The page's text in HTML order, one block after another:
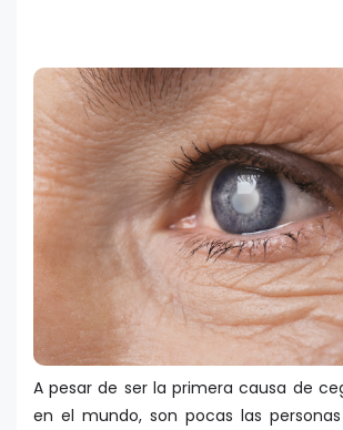
A pesar de ser la primera causa de
en el mundo, son pocas las